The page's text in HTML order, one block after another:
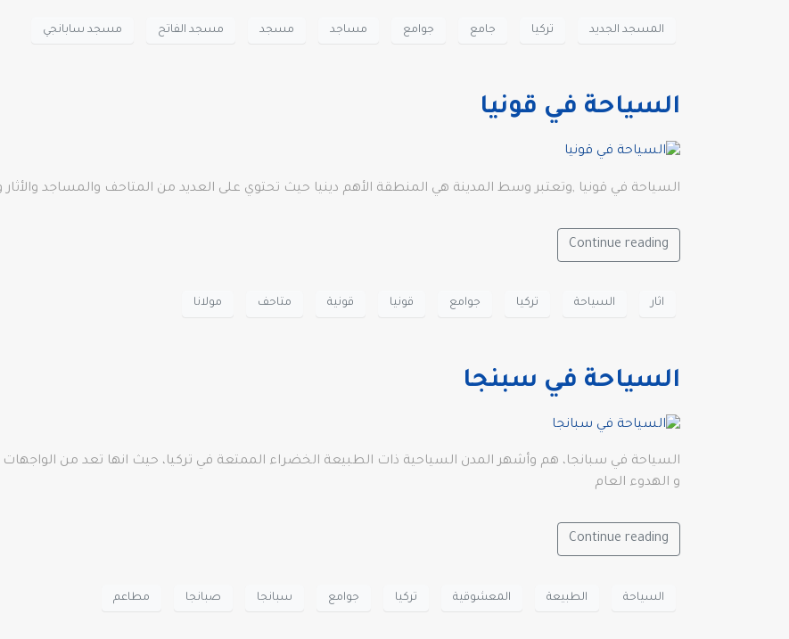
المسجد الجديد تركيا جامع جوامع مساجد مسجد مسجد الفاتح مسجد سابانجي
السياحة في قونيا
السياحة في قونيا ,وتعتبر وسط المدينة هي المنطقة الأهم دينيا حيث تحتوي على العديد من المتاحف والمساجد والأثار
Continue reading
اثار السياحة تركيا جوامع قونيا قونية متاحف مولانا
السياحة في سبنجا
السياحة في سبانجا، هم وأشهر المدن السياحية ذات الطبيعة الخضراء الممتعة في تركيا، حيث انها تعد من الواجهات
و الهدوء العام
Continue reading
السياحة الطبيعة المعشوقية تركيا جوامع سبانجا صبانجا مطاعم